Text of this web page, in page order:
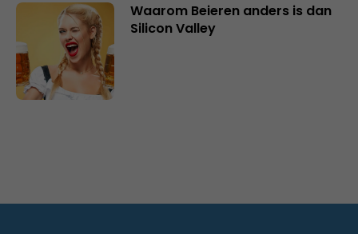
Waarom Beieren anders is dan
Silicon Valley